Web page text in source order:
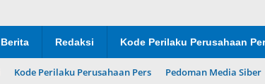
Redaksi Kode Perilaku Perusahaan
Kode Perilaku Perusahaan Pers Pedoman Media Siber